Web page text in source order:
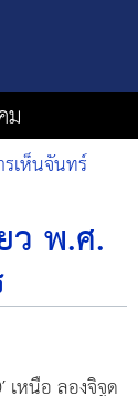
ม
เห็นจันทร์
ว พ.ศ.
เหนือ ลองจิจูด